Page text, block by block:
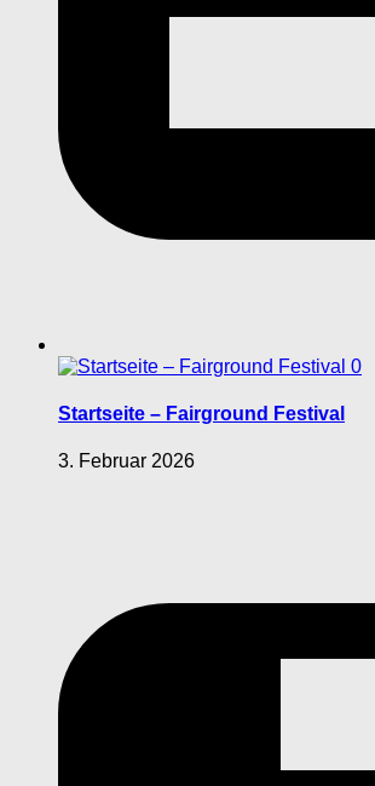
0
Startseite – Fairground Festival
3. Februar 2026